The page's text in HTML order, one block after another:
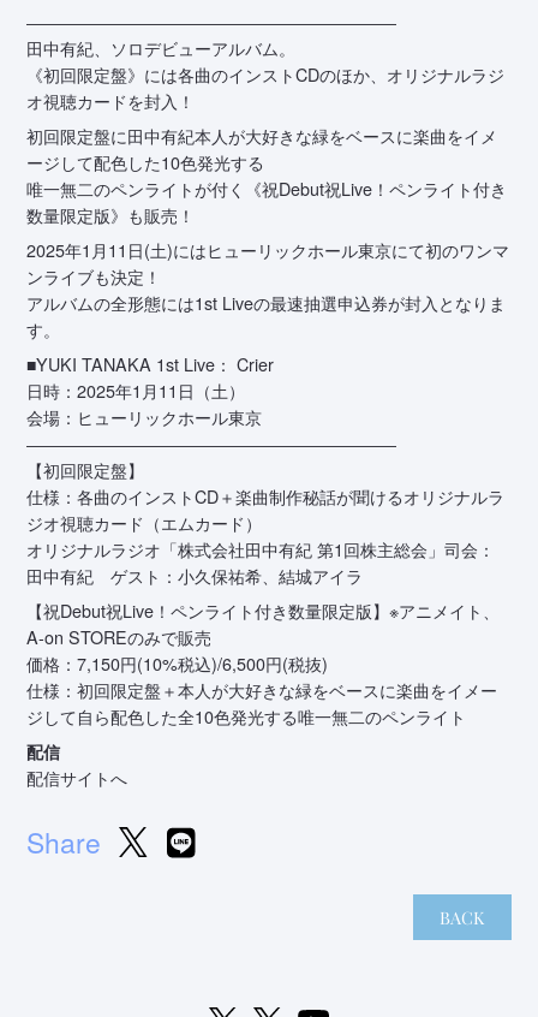
――――――――――――――――――――――
田中有紀、ソロデビューアルバム。
《初回限定盤》には各曲のインストCDのほか、オリジナルラジ
オ視聴カードを封入！
初回限定盤に田中有紀本人が大好きな緑をベースに楽曲をイメ
ージして配色した10色発光する
唯一無二のペンライトが付く《祝Debut祝Live！ペンライト付き
数量限定版》も販売！
2025年1月11日(土)にはヒューリックホール東京にて初のワンマ
ンライブも決定！
アルバムの全形態には1st Liveの最速抽選申込券が封入となりま
す。
■YUKI TANAKA 1st Live： Crier
日時：2025年1月11日（土）
会場：ヒューリックホール東京
――――――――――――――――――――――
【初回限定盤】
仕様：各曲のインストCD＋楽曲制作秘話が聞けるオリジナルラ
ジオ視聴カード（エムカード）
オリジナルラジオ「株式会社田中有紀 第1回株主総会」司会：
田中有紀 ゲスト：小久保祐希、結城アイラ
【祝Debut祝Live！ペンライト付き数量限定版】※アニメイト、
A-on STOREのみで販売
価格：7,150円(10%税込)/6,500円(税抜)
仕様：初回限定盤＋本人が大好きな緑をベースに楽曲をイメー
ジして自ら配色した全10色発光する唯一無二のペンライト
配信
配信サイトへ
Share
BACK